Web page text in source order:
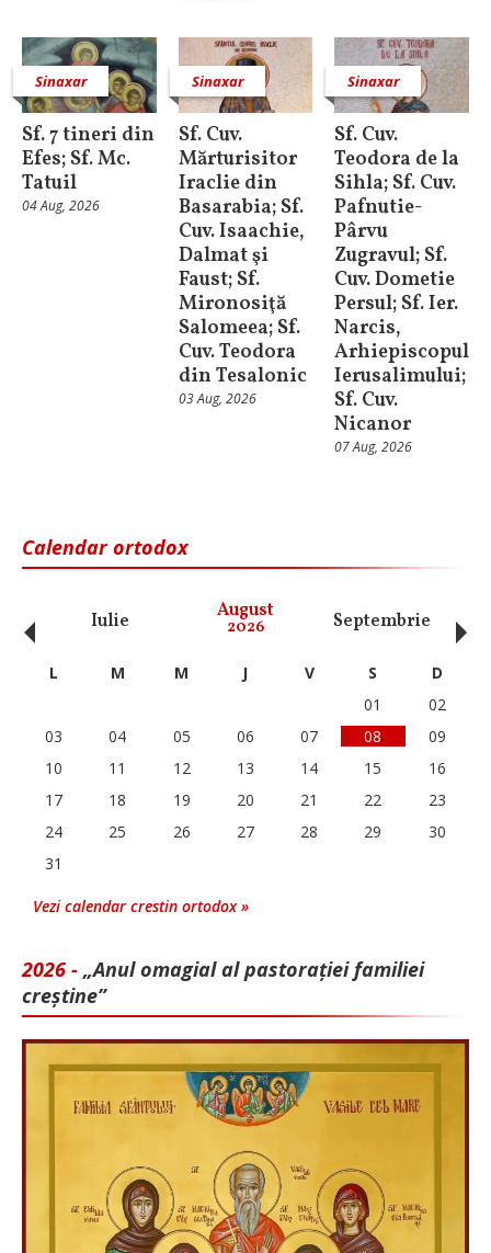
Sinaxar
Sf. 7 tineri din
Efes; Sf. Mc.
Tatuil
04 Aug, 2026
Sinaxar
Sf. Cuv.
Mărturisitor
Iraclie din
Basarabia; Sf.
Cuv. Isaachie,
Dalmat şi
Faust; Sf.
Mironosiţă
Salomeea; Sf.
Cuv. Teodora
din Tesalonic
03 Aug, 2026
Sinaxar
Sf. Cuv.
Teodora de la
Sihla; Sf. Cuv.
Pafnutie-
Pârvu
Zugravul; Sf.
Cuv. Dometie
Persul; Sf. Ier.
Narcis,
Arhiepiscopul
Ierusalimului;
Sf. Cuv.
Nicanor
07 Aug, 2026
Calendar ortodox
Iulie August
2026 Septembrie
‹ L M M J V S
D
01
02
03
04 05 06 07 08
09
10
11 12 13 14 15
16
17
18 19 20 21 22
23
24
25 26 27 28 29
30
31
Vezi calendar crestin ortodox »
2026 - „Anul omagial al pastorației familiei
creștine”